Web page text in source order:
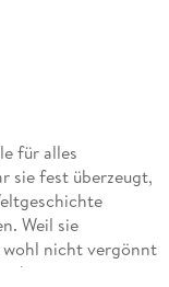
für alles
sie fest überzeugt,
Weil sie
wohl nicht vergönnt
bei einem